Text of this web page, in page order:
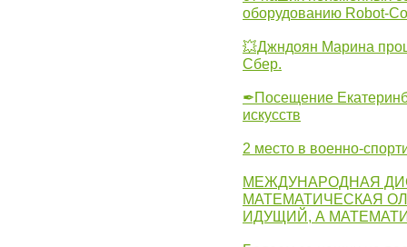
оборудованию Robot-
💥Джндоян Марина
Сбер.
✒Посещение
искусств
2 место в военно-
МЕЖДУНАРОДНАЯ
МАТЕМАТИЧЕСКАЯ
ИДУЩИЙ, А